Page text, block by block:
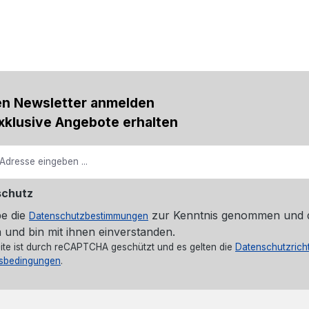
Newsletter anmelden
Angebote erhalten
die Datenschutzbestimmungen zur Kenntnis genommen und
und bin mit ihnen einverstanden.
ist durch reCAPTCHA geschützt und es gelten die
.